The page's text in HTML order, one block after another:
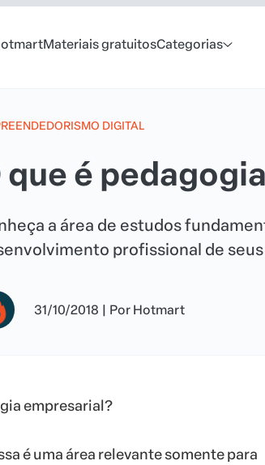
Materiais gratuitosCategorias
DIGITAL
que é
a área de estudos
profissional de
31/10/2018 | Por Hotmart
empresarial?
é uma área relevante somente para